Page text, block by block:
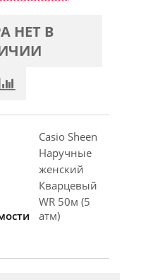
НЕТ В
Casio Sheen
Наручные
женский
Кварцевый
WR 50м (5
атм)